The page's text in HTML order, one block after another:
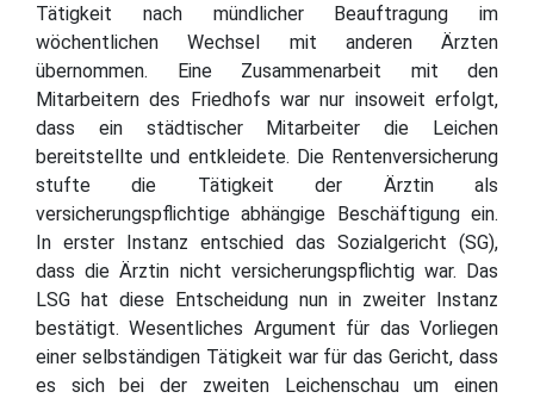
Tätigkeit nach mündlicher Beauftragung im
wöchentlichen Wechsel mit anderen Ärzten
übernommen. Eine Zusammenarbeit mit den
Mitarbeitern des Friedhofs war nur insoweit erfolgt,
dass ein städtischer Mitarbeiter die Leichen
bereitstellte und entkleidete. Die Rentenversicherung
stufte die Tätigkeit der Ärztin als
versicherungspflichtige abhängige Beschäftigung ein.
In erster Instanz entschied das Sozialgericht (SG),
dass die Ärztin nicht versicherungspflichtig war. Das
LSG hat diese Entscheidung nun in zweiter Instanz
bestätigt. Wesentliches Argument für das Vorliegen
einer selbständigen Tätigkeit war für das Gericht, dass
es sich bei der zweiten Leichenschau um einen